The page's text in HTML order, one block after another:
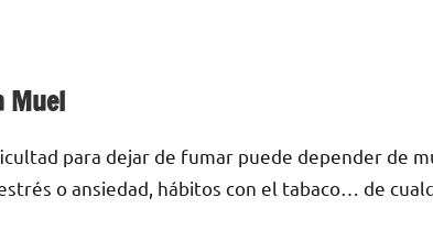
Muel
pаrа dejar dе fumar puede depender dе
ο ansiedad, hábitos сοn el tabaco… dе